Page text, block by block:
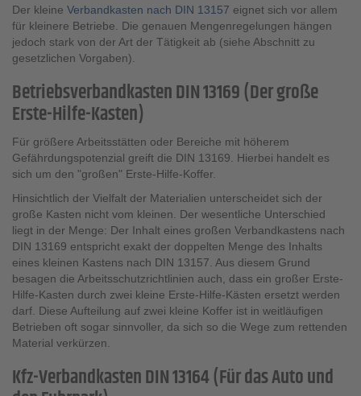
Der kleine Verbandkasten nach DIN 13157 eignet sich vor allem
für kleinere Betriebe. Die genauen Mengenregelungen hängen
jedoch stark von der Art der Tätigkeit ab (siehe Abschnitt zu
gesetzlichen Vorgaben).
Betriebsverbandkasten DIN 13169 (Der große
Erste-Hilfe-Kasten)
Für größere Arbeitsstätten oder Bereiche mit höherem
Gefährdungspotenzial greift die DIN 13169. Hierbei handelt es
sich um den "großen" Erste-Hilfe-Koffer.
Hinsichtlich der Vielfalt der Materialien unterscheidet sich der
große Kasten nicht vom kleinen. Der wesentliche Unterschied
liegt in der Menge: Der Inhalt eines großen Verbandkastens nach
DIN 13169 entspricht exakt der doppelten Menge des Inhalts
eines kleinen Kastens nach DIN 13157. Aus diesem Grund
besagen die Arbeitsschutzrichtlinien auch, dass ein großer Erste-
Hilfe-Kasten durch zwei kleine Erste-Hilfe-Kästen ersetzt werden
darf. Diese Aufteilung auf zwei kleine Koffer ist in weitläufigen
Betrieben oft sogar sinnvoller, da sich so die Wege zum rettenden
Material verkürzen.
Kfz-Verbandkasten DIN 13164 (Für das Auto und